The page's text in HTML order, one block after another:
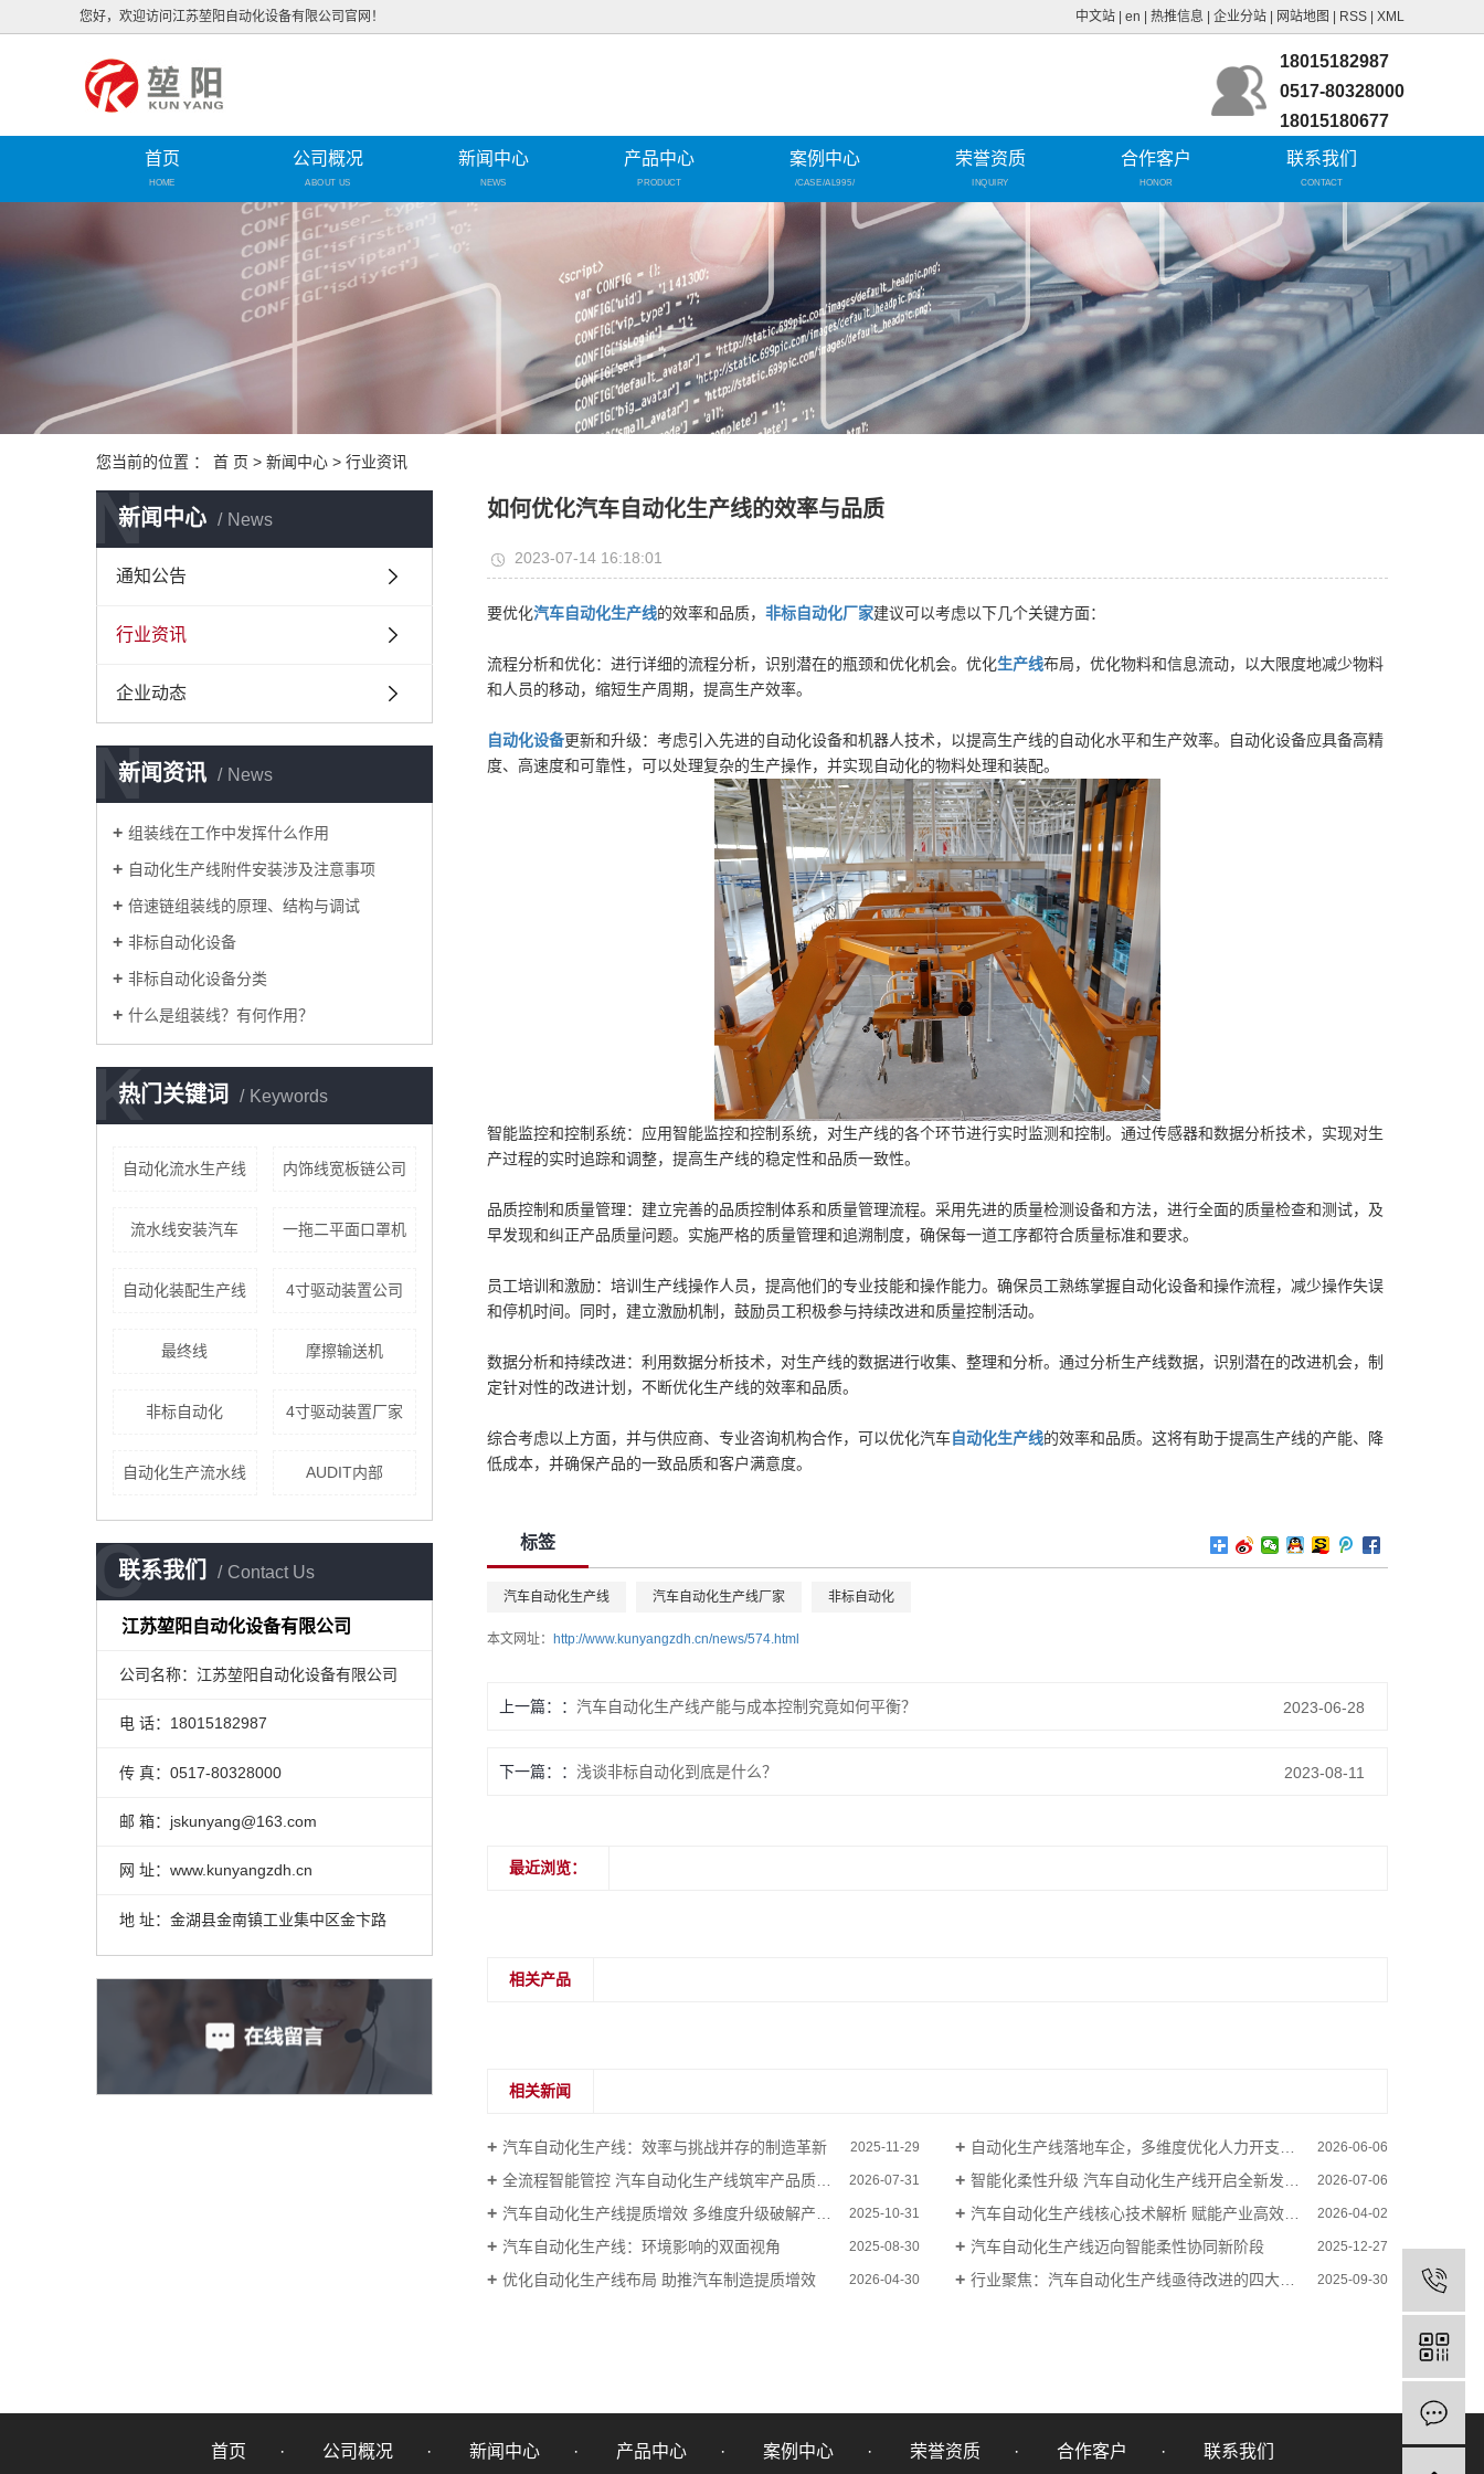
您好，欢迎访问江苏堃阳自动化设备有限公司官网！ 中文站 en 热推信息 企业分站 网站地图 RSS XML
18015182987
0517-80328000
18015180677
首页
HOME
公司概况
ABOUT US
新闻中心
NEWS
产品中心
PRODUCT
案例中心
/CASE/AL995/
荣誉资质
INQUIRY
合作客户
HONOR
联系我们
CONTACT
您当前的位置 ： 首 页 > 新闻中心 > 行业资讯
新闻中心 News
N
通知公告
行业资讯
企业动态
新闻资讯 News
N
组装线在工作中发挥什么作用
自动化生产线附件安装涉及注意事项
倍速链组装线的原理、结构与调试
非标自动化设备
非标自动化设备分类
什么是组装线？有何作用？
热门关键词 Keywords
K
自动化流水生产线 内饰线宽板链公司
流水线安装汽车 一拖二平面口罩机
自动化装配生产线 4寸驱动装置公司
最终线 摩擦输送机
非标自动化 4寸驱动装置厂家
自动化生产流水线 AUDIT内部
联系我们 Contact Us
C
江苏堃阳自动化设备有限公司
公司名称：江苏堃阳自动化设备有限公司
电 话：18015182987
传 真：0517-80328000
邮 箱：jskunyang@163.com
网 址：www.kunyangzdh.cn
地 址：金湖县金南镇工业集中区金卞路
如何优化汽车自动化生产线的效率与品质
2023-07-14 16:18:01
要优化汽车自动化生产线的效率和品质， 非标自动化厂家建议可以考虑以下几个关键方面：
流程分析和优化：进行详细的流程分析，识别潜在的瓶颈和优化机会。优化生产线布局，优化物料和信息流动，以大限度地减少物料
和人员的移动，缩短生产周期，提高生产效率。
自动化设备更新和升级：考虑引入先进的自动化设备和机器人技术，以提高生产线的自动化水平和生产效率。自动化设备应具备高精
度、高速度和可靠性，可以处理复杂的生产操作，并实现自动化的物料处理和装配。
智能监控和控制系统：应用智能监控和控制系统，对生产线的各个环节进行实时监测和控制。通过传感器和数据分析技术，实现对生
产过程的实时追踪和调整，提高生产线的稳定性和品质一致性。
品质控制和质量管理：建立完善的品质控制体系和质量管理流程。采用先进的质量检测设备和方法，进行全面的质量检查和测试，及
早发现和纠正产品质量问题。实施严格的质量管理和追溯制度，确保每一道工序都符合质量标准和要求。
员工培训和激励：培训生产线操作人员，提高他们的专业技能和操作能力。确保员工熟练掌握自动化设备和操作流程，减少操作失误
和停机时间。同时，建立激励机制，鼓励员工积极参与持续改进和质量控制活动。
数据分析和持续改进：利用数据分析技术，对生产线的数据进行收集、整理和分析。通过分析生产线数据，识别潜在的改进机会，制
定针对性的改进计划，不断优化生产线的效率和品质。
综合考虑以上方面，并与供应商、专业咨询机构合作，可以优化汽车自动化生产线的效率和品质。这将有助于提高生产线的产能、降
低成本，并确保产品的一致品质和客户满意度。
标签
汽车自动化生产线 汽车自动化生产线厂家 非标自动化
本文网址： http://www.kunyangzdh.cn/news/574.html
上一篇： 汽车自动化生产线产能与成本控制究竟如何平衡？ 2023-06-28
下一篇： 浅谈非标自动化到底是什么？ 2023-08-11
最近浏览：
相关产品
相关新闻
汽车自动化生产线：效率与挑战并存的制造革新 2025-11-29 自动化生产线落地车企，多维度优化人力开支实现成本下行 2026-06-06
全流程智能管控 汽车自动化生产线筑牢产品质量防线 2026-07-31 智能化柔性升级 汽车自动化生产线开启全新发展格局 2026-07-06
汽车自动化生产线提质增效 多维度升级破解产能瓶颈 2025-10-31 汽车自动化生产线核心技术解析 赋能产业高效升级 2026-04-02
汽车自动化生产线：环境影响的双面视角 2025-08-30 汽车自动化生产线迈向智能柔性协同新阶段 2025-12-27
优化自动化生产线布局 助推汽车制造提质增效 2026-04-30 行业聚焦：汽车自动化生产线亟待改进的四大关键方向 2025-09-30
首页 公司概况 新闻中心 产品中心 案例中心 荣誉资质 合作客户 联系我们